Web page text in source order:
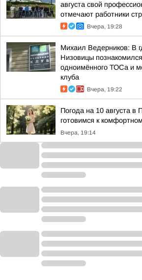
августа свой
отмечают работники
Вчера, 19:28
Михаил Ведерников: В
Низовицы
одноимённого ТОСа и
клуба
Вчера, 19:22
Погода на 10 августа в
готовимся к
Вчера, 19:14